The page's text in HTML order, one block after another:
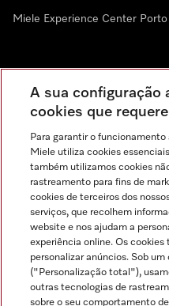
Miele Experience Center Porto
Miele no Instagram
Miele no Facebook
Miele no
A sua configuração
cookies que
Para garantir o
Miele utiliza cookies
também utilizamos cookies
rastreamento para fins de
cookies de terceiros dos
serviços, que recolhem
website e nos ajudam a
experiência online. Os
personalizar anúncios. Sob
("Personalização total"),
outras tecnologias de
sobre o seu comportamento